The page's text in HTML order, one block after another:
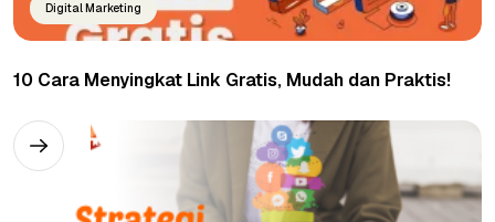
Digital Marketing
10 Cara Menyingkat Link Gratis, Mudah dan Praktis!